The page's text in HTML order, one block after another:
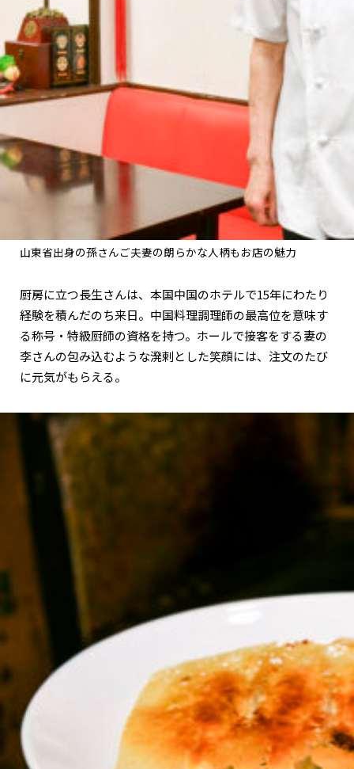
山東省出身の孫さんご夫妻の朗らかな人柄もお店の魅力
厨房に立つ長生さんは、本国中国のホテルで15年にわたり
経験を積んだのち来日。中国料理調理師の最高位を意味す
る称号・特級厨師の資格を持つ。ホールで接客をする妻の
李さんの包み込むような溌剌とした笑顔には、注文のたび
に元気がもらえる。